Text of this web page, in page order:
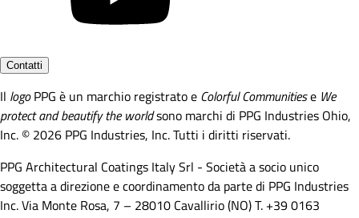
Contatti
Il logoPPG è un marchio registrato e Colorful Communitiese We
protect and beautify the worldsono marchi di PPG Industries Ohio,
Inc. © 2026 PPG Industries, Inc. Tutti i diritti riservati.
PPG Architectural Coatings Italy Srl - Società a socio unico
soggetta a direzione e coordinamento da parte di PPG Industries
Inc. Via Monte Rosa, 7 – 28010 Cavallirio (NO) T. +39 0163